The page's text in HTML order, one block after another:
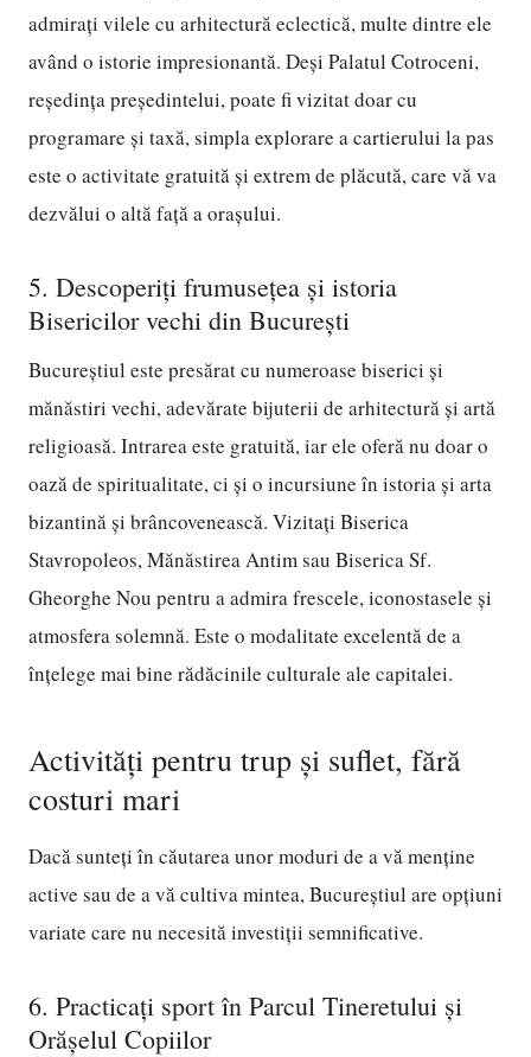
admirați vilele cu arhitectură eclectică, multe dintre ele
având o istorie impresionantă. Deși Palatul Cotroceni,
reședința președintelui, poate fi vizitat doar cu
programare și taxă, simpla explorare a cartierului la pas
este o activitate gratuită și extrem de plăcută, care vă va
dezvălui o altă față a orașului.
5. Descoperiți frumusețea și istoria
Bisericilor vechi din București
Bucureștiul este presărat cu numeroase biserici și
mănăstiri vechi, adevărate bijuterii de arhitectură și artă
religioasă. Intrarea este gratuită, iar ele oferă nu doar o
oază de spiritualitate, ci și o incursiune în istoria și arta
bizantină și brâncovenească. Vizitați Biserica
Stavropoleos, Mănăstirea Antim sau Biserica Sf.
Gheorghe Nou pentru a admira frescele, iconostasele și
atmosfera solemnă. Este o modalitate excelentă de a
înțelege mai bine rădăcinile culturale ale capitalei.
Activități pentru trup și suflet, fără
costuri mari
Dacă sunteți în căutarea unor moduri de a vă menține
active sau de a vă cultiva mintea, Bucureștiul are opțiuni
variate care nu necesită investiții semnificative.
6. Practicați sport în Parcul Tineretului și
Orășelul Copiilor